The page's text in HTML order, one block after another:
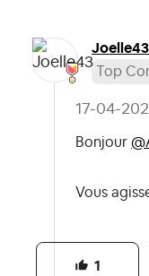
Joelle43
Top
‎17-04-
Bonjour
Vous
1